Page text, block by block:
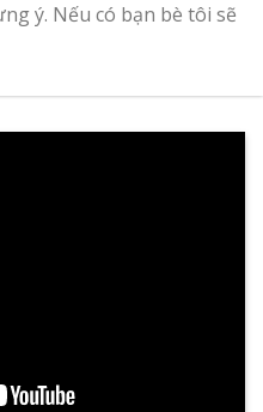
ý. Nếu có bạn bè tôi sẽ